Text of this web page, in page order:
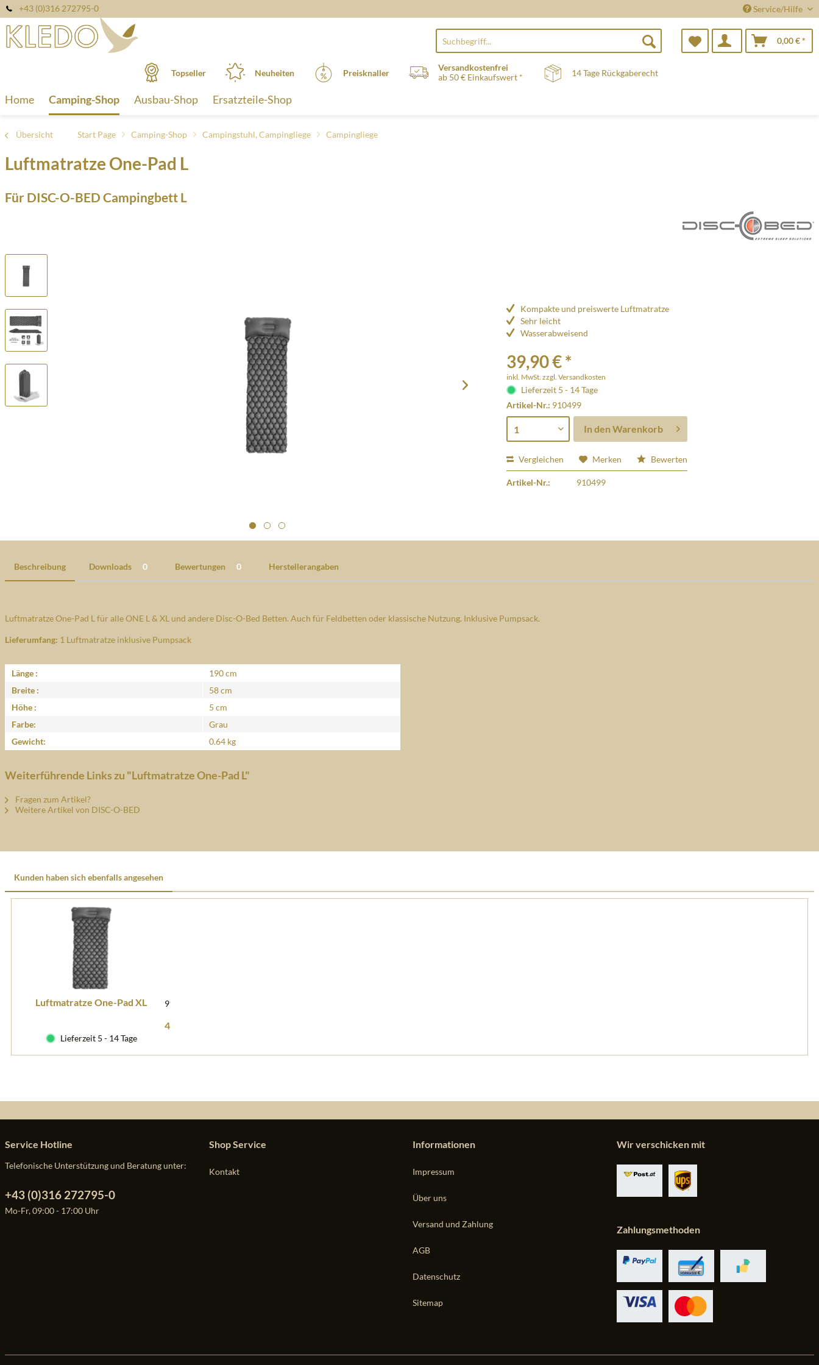
+43 (0)316 272795-0 Service/Hilfe
0,00 € *
Topseller Neuheiten Preisknaller
Versandkostenfrei
ab 50 € Einkaufswert *
14 Tage Rückgaberecht
Home Camping-Shop Ausbau-Shop Ersatzteile-Shop
Übersicht Start Page Camping-Shop Campingstuhl, Campingliege Campingliege
Luftmatratze One-Pad L
Für DISC-O-BED Campingbett L
Kompakte und preiswerte Luftmatratze
Sehr leicht
Wasserabweisend
39,90 € *
inkl. MwSt.zzgl. Versandkosten
Lieferzeit 5 - 14 Tage
Artikel-Nr.: 910499
In den Warenkorb
Vergleichen Merken Bewerten
Artikel-Nr.: 910499
Beschreibung Downloads 0 Bewertungen 0 Herstellerangaben
Luftmatratze One-Pad L für alle ONE L & XL und andere Disc-O-Bed Betten. Auch für Feldbetten oder klassische Nutzung. Inklusive Pumpsack.
Lieferumfang: 1 Luftmatratze inklusive Pumpsack
Länge :
190 cm
Breite :
58 cm
Höhe :
5 cm
Farbe:
Grau
Gewicht:
0.64 kg
Weiterführende Links zu "Luftmatratze One-Pad L"
Fragen zum Artikel?
Weitere Artikel von DISC-O-BED
Kunden haben sich ebenfalls angesehen
Luftmatratze One-Pad XL 910500
49,90 € *
Lieferzeit 5 - 14 Tage
Service Hotline
Telefonische Unterstützung und Beratung unter:
+43 (0)316 272795-0
Mo-Fr, 09:00 - 17:00 Uhr
Shop Service
Kontakt
Informationen
Impressum
Über uns
Versand und Zahlung
AGB
Datenschutz
Sitemap
Wir verschicken mit
Zahlungsmethoden